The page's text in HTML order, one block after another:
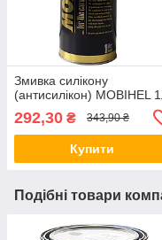
Змивка силікону
(антисилікон) MOBIHEL
292,30 ₴ 343,90 ₴
Купити
Подібні товари